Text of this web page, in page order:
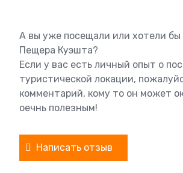
А вы уже посещали или хотели бы
Пещера Куэшта?
Если у вас есть личный опыт о
туристической локации,
комментарий, кому то он может
оечнь полезным!
Написать отзыв